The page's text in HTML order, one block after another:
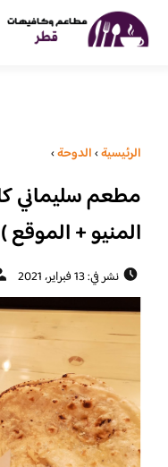
الرئيسية›الدوحة›
مطعم سليماني
المنيو + الموقع )
نشر في: 13 فبراير، 2021